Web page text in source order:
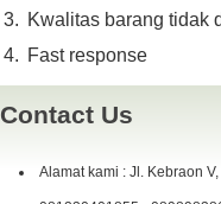
Kwalitas barang tidak
Fast response
Contact Us
Alamat kami : Jl. Kebraon